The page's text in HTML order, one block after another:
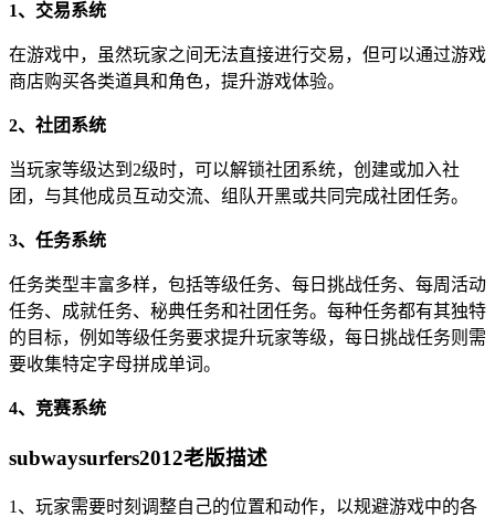
1、交易系统
在游戏中，虽然玩家之间无法直接进行交易，但可以通过游戏
商店购买各类道具和角色，提升游戏体验。
2、社团系统
当玩家等级达到2级时，可以解锁社团系统，创建或加入社
团，与其他成员互动交流、组队开黑或共同完成社团任务。
3、任务系统
任务类型丰富多样，包括等级任务、每日挑战任务、每周活动
任务、成就任务、秘典任务和社团任务。每种任务都有其独特
的目标，例如等级任务要求提升玩家等级，每日挑战任务则需
要收集特定字母拼成单词。
4、竞赛系统
subwaysurfers2012老版描述
1、玩家需要时刻调整自己的位置和动作，以规避游戏中的各